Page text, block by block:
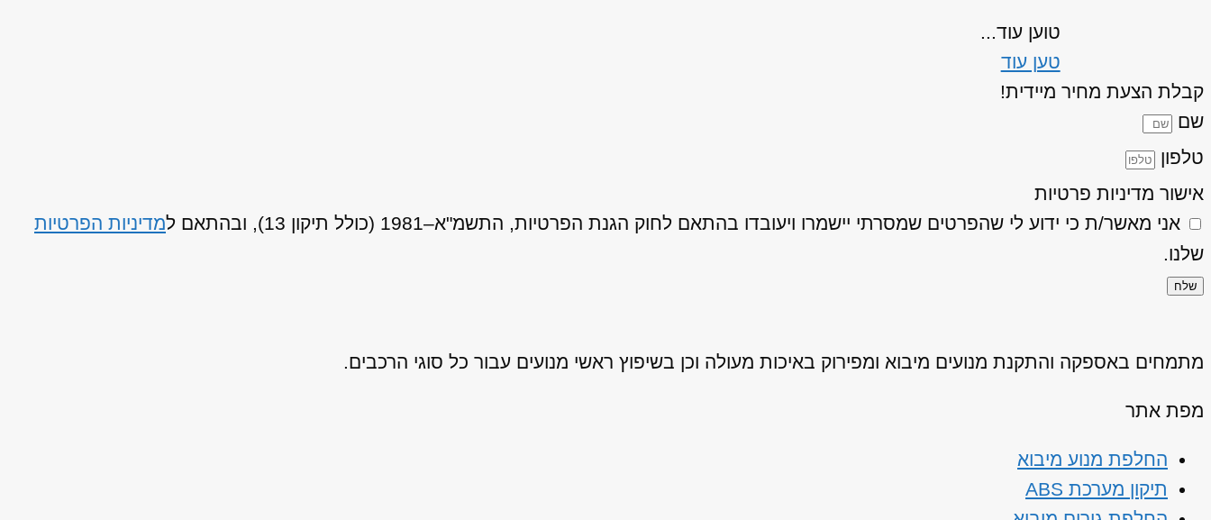
טוען עוד...
טען עוד
קבלת הצעת מחיר מיידית!
שם
טלפון
אישור מדיניות פרטיות
אני מאשר/ת כי ידוע לי שהפרטים שמסרתי יישמרו ויעובדו בהתאם לחוק הגנת הפרטיות, התשמ"א–1981 (כולל תיקון 13), ובהתאם ל
מדיניות הפרטיות
שלנו.
שלח
מתמחים באספקה והתקנת מנועים מיבוא ומפירוק באיכות מעולה וכן בשיפוץ ראשי מנועים עבור כל סוגי הרכבים.
מפת אתר
החלפת מנוע מיבוא
תיקון מערכת ABS